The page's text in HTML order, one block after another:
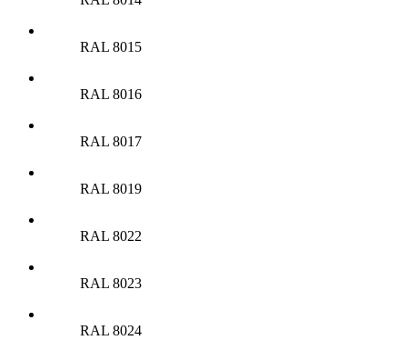
RAL 8015
RAL 8016
RAL 8017
RAL 8019
RAL 8022
RAL 8023
RAL 8024